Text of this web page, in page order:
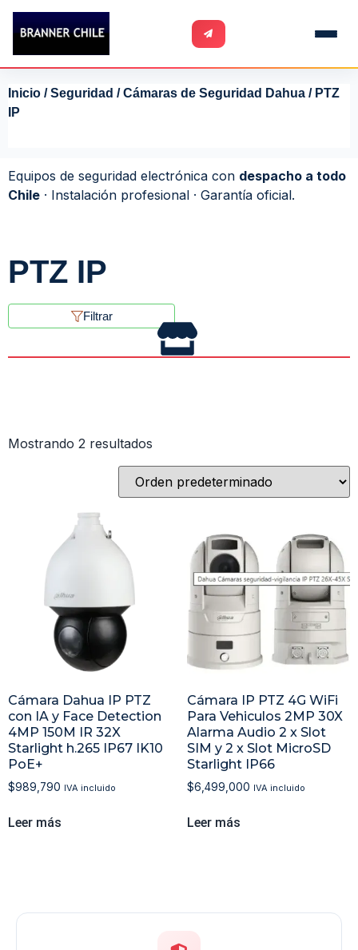
Inicio /Seguridad /Cámaras de Seguridad Dahua / PTZ
IP
Equipos de seguridad electrónica con despacho a todo
Chile · Instalación profesional · Garantía oficial.
PTZ IP
Filtrar
Mostrando 2 resultados
Cámara Dahua IP PTZ
con IA y Face Detection
4MP 150M IR 32X
Starlight h.265 IP67 IK10
PoE+
$989,790 IVA incluido
Leer más
Cámara IP PTZ 4G WiFi
Para Vehiculos 2MP 30X
Alarma Audio 2 x Slot
SIM y 2 x Slot MicroSD
Starlight IP66
$6,499,000 IVA incluido
Leer más